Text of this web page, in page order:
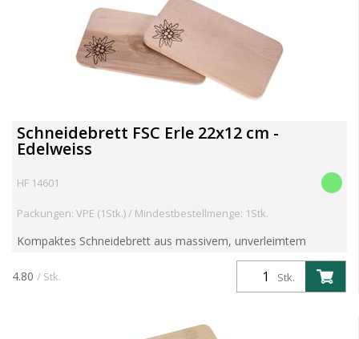
Schneidebrett FSC Erle 22x12 cm -
Edelweiss
HF 14601
Packungen: VPE (1Stk.) / Mindestbestellmenge: 1Stk.
Kompaktes Schneidebrett aus massivem, unverleimtem
FSC®-zertifiziertem Erlenholz (22 × 12 × 1,2 cm). Robust,
langlebig und ideal für den täglichen Einsatz. Mit dekorative...
Stk.
4.80 / Stk.